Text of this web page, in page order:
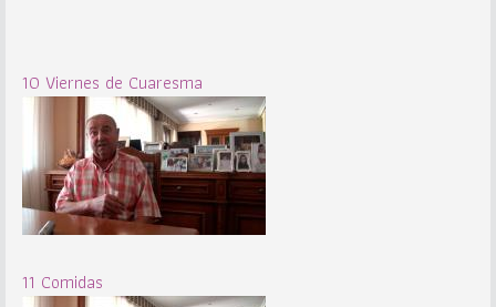
10 Viernes de Cuaresma
11 Comidas